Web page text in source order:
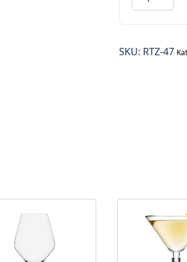
čaša
na
–
SKU: RTZ-47